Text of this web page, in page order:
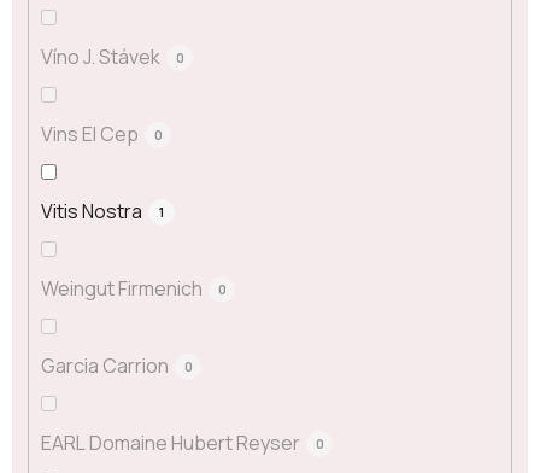
Víno J. Stávek 0
Vins El Cep 0
Vitis Nostra 1
Weingut Firmenich 0
Garcia Carrion 0
EARL Domaine Hubert Reyser 0